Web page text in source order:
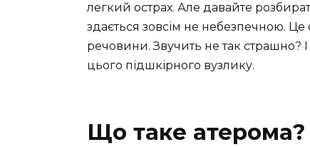
легкий острах. Але давайте
здається зовсім не небезпечною.
речовини. Звучить не так страшно? І
цього підшкірного вузлику.
Що таке атерома?